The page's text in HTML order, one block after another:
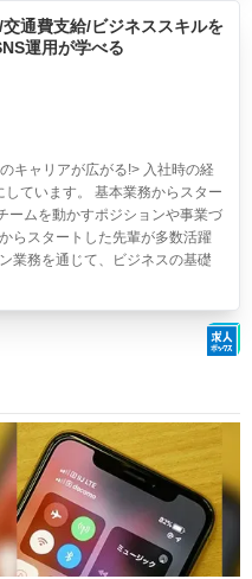
通費支給/ビジネススキルを
運用が学べる
キャリアが広がる!> 入社時の経
ています。 基本業務からスター
ームを動かすポジションや事業づ
らスタートした先輩が多数活躍
業務を通じて、ビジネスの基礎